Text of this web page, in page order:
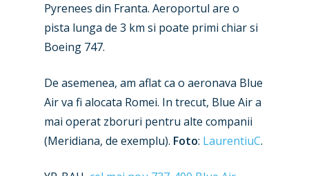
Pyrenees din Franta. Aeroportul are o
pista lunga de 3 km si poate primi chiar si
Boeing 747.
De asemenea, am aflat ca o aeronava Blue
Air va fi alocata Romei. In trecut, Blue Air a
mai operat zboruri pentru alte companii
(Meridiana, de exemplu). Foto: LaurentiuC.
New Routes
Industry
Dubai 2025
Paris 2025
Business Jets
Military